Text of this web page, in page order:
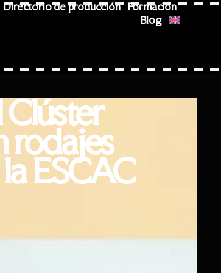
Directorio de producción Formación
Blog
rodajes
ESCAC